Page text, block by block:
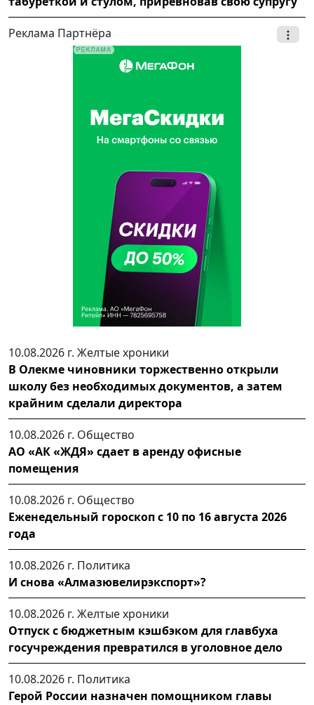
Реклама Партнёра
10.08.2026 г. Желтые хроники
В Олекме чиновники торжественно открыли
школу без необходимых документов, а затем
крайним сделали директора
10.08.2026 г. Общество
АО «АК «ЖДЯ» сдает в аренду офисные
помещения
10.08.2026 г. Общество
Еженедельный гороскоп с 10 по 16 августа 2026
года
10.08.2026 г. Политика
И снова «Алмазювелирэкспорт»?
10.08.2026 г. Желтые хроники
Отпуск с бюджетным кэшбэком для главбуха
госучреждения превратился в уголовное дело
10.08.2026 г. Политика
Герой России назначен помощником главы